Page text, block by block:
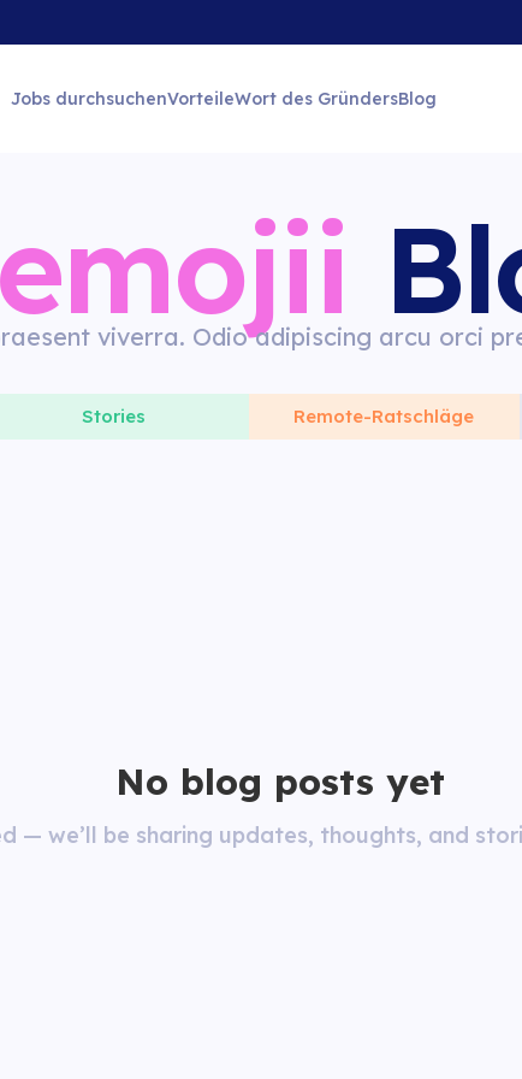
Jobs durchsuchenVorteileWort des GründersBlog
viverra. Odio adipiscing arcu orci
Stories Remote-Ratschläge
No blog posts yet
— we’ll be sharing updates, thoughts, and